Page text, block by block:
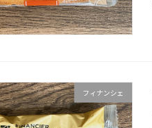
フィナンシェ